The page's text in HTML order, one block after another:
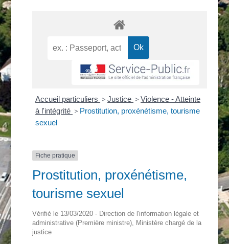
Accueil particuliers > Justice > Violence - Atteinte
à l'intégrité > Prostitution, proxénétisme, tourisme
sexuel
Fiche pratique
Prostitution, proxénétisme,
tourisme sexuel
Vérifié le 13/03/2020 - Direction de l'information légale et
administrative (Première ministre), Ministère chargé de la
justice